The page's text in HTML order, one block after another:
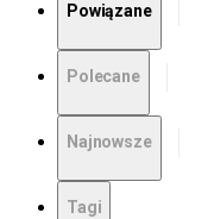
Powiązane
Polecane
Najnowsze
Tagi